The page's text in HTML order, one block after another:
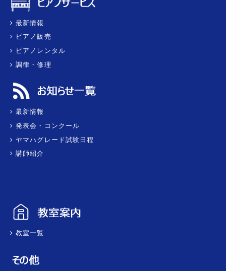
最新情報
ピアノ販売
ピアノレンタル
調律・修理
最新情報
発表会・コンクール
ヤマハグレード試験日程
講師紹介
教室一覧